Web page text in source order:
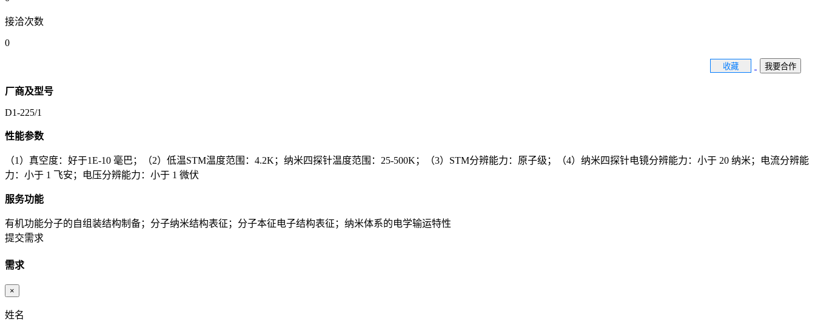
接洽次数
0
收藏 我要合作
厂商及型号
D1-225/1
性能参数
（1）真空度：好于1E-10 毫巴；（2）低温STM温度范围：4.2K；纳米四探针温度范围：25-500K；（3）STM分辨能力：原子级；（4）纳米四探针电镜分辨能力：小于 20 纳米；电流分辨能
力：小于 1 飞安；电压分辨能力：小于 1 微伏
服务功能
有机功能分子的自组装结构制备；分子纳米结构表征；分子本征电子结构表征；纳米体系的电学输运特性
提交需求
需求
×
姓名